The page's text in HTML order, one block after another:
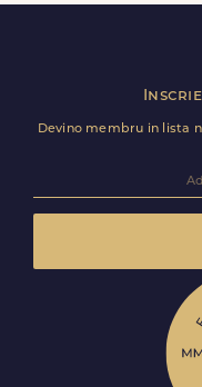
Florile sunt livrate
Devino membru in lista